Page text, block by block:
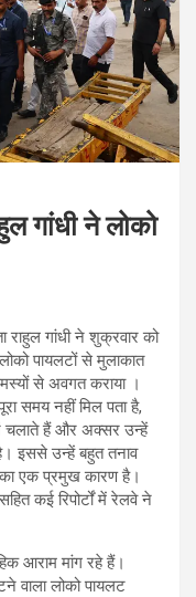
गांधी ने लोको
राहुल गांधी ने शुक्रवार को
पायलटों से मुलाकात
से अवगत कराया ।
समय नहीं मिल पता है,
चलाते हैं और अक्सर उन्हें
है। इससे उन्हें बहुत तनाव
का एक प्रमुख कारण है।
कई रिपोर्टों में रेलवे ने
आराम मांग रहे हैं।
वाला लोको पायलट